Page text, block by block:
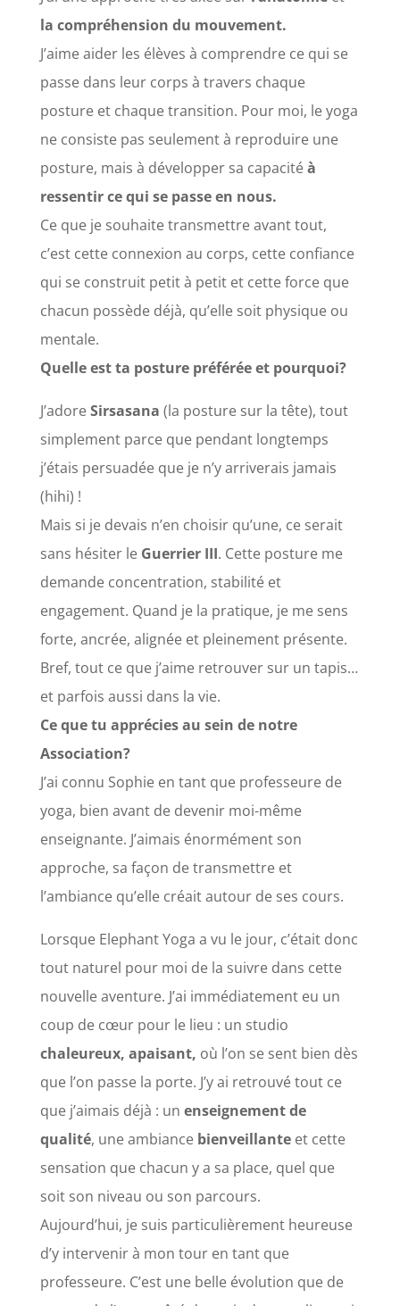
la compréhension du mouvement.
J’aime aider les élèves à comprendre ce qui se
passe dans leur corps à travers chaque
posture et chaque transition. Pour moi, le yoga
ne consiste pas seulement à reproduire une
posture, mais à développer sa capacitéà
ressentir ce qui se passe en nous.
Ce que je souhaite transmettre avant tout,
c’est cette connexion au corps, cette confiance
qui se construit petit à petit et cette force que
chacun possède déjà, qu’elle soit physique ou
mentale.
Quelle est ta posture préférée et pourquoi?
J’adoreSirsasana (la posture sur la tête), tout
simplement parce que pendant longtemps
j’étais persuadée que je n’y arriverais jamais
(hihi) !
Mais si je devais n’en choisir qu’une, ce serait
sans hésiter le Guerrier III. Cette posture me
demande concentration, stabilité et
engagement. Quand je la pratique, je me sens
forte, ancrée, alignée et pleinement présente.
Bref, tout ce que j’aime retrouver sur un tapis…
et parfois aussi dans la vie.
Ce que tu apprécies au sein de notre
Association?
J’ai connu Sophie en tant que professeure de
yoga, bien avant de devenir moi-même
enseignante. J’aimais énormément son
approche, sa façon de transmettre et
l’ambiance qu’elle créait autour de ses cours.
Lorsque Elephant Yoga a vu le jour, c’était donc
tout naturel pour moi de la suivre dans cette
nouvelle aventure. J’ai immédiatement eu un
coup de cœur pour le lieu : un studio
chaleureux, apaisant, où l’on se sent bien dès
que l’on passe la porte. J’y ai retrouvé tout ce
que j’aimais déjà : un enseignement de
qualité, une ambiancebienveillanteet cette
sensation que chacun y a sa place, quel que
soit son niveau ou son parcours.
Aujourd’hui, je suis particulièrement heureuse
d’y intervenir à mon tour en tant que
professeure. C’est une belle évolution que de